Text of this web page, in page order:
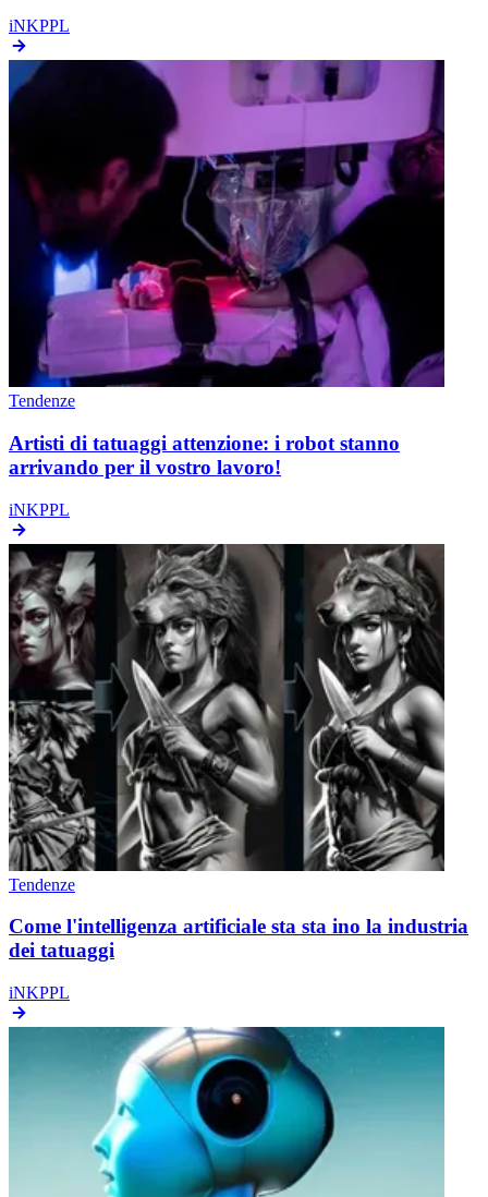
iNKPPL
Tendenze
Artisti di tatuaggi attenzione: i robot stanno
arrivando per il vostro lavoro!
iNKPPL
Tendenze
Come l'intelligenza artificiale sta sta ino la industria
dei tatuaggi
iNKPPL